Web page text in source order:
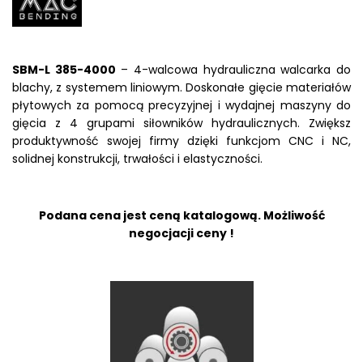
SBM-L 385-4000 – 4-walcowa hydrauliczna walcarka do
blachy, z systemem liniowym. Doskonałe gięcie materiałów
płytowych za pomocą precyzyjnej i wydajnej maszyny do
gięcia z 4 grupami siłowników hydraulicznych. Zwiększ
produktywność swojej firmy dzięki funkcjom CNC i NC,
solidnej konstrukcji, trwałości i elastyczności.
Podana cena jest ceną katalogową. Możliwość
negocjacji ceny !